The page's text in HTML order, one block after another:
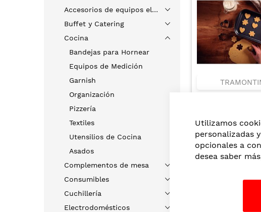
Utilizamos
personalizadas
opcionales a
desea saber
REVESTIMIENTO
INTERNO Y
ANTIADHERENTE
STARFLON MAX
DE 40 CM Y 3.8 L
US$12,55
Accesorios de equipos eléctricos
Buffet y Catering
Cocina
Bandejas para Hornear
Equipos de Medición
Garnish
Organización
Pizzería
Textiles
Utensilios de Cocina
Asados
Complementos de mesa
Consumibles
Cuchillería
Electrodomésticos